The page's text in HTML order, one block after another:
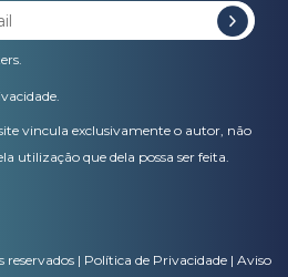
.
vincula exclusivamente o autor, não
utilização que dela possa ser feita.
reservados | Política de Privacidade| Aviso